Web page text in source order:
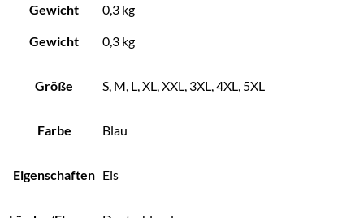
Gewicht
0,3 kg
Gewicht 0,3 kg
Größe S, M, L, XL, XXL, 3XL, 4XL, 5XL
Farbe Blau
Eigenschaften Eis